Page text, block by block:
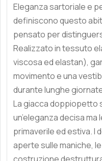
Eleganza sartoriale e
definiscono questo
pensato per
Realizzato in tessuto
viscosa ed elastan),
movimento e una
durante lunghe
La giacca doppiopetto
un’eleganza decisa
primaverile ed estiva. I
aperte sulle maniche,